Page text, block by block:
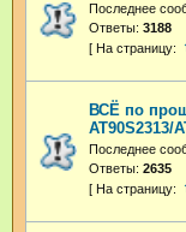
Последнее
Ответы: 3188
ВСЁ по
AT90S2313/
Последнее
Ответы: 2635